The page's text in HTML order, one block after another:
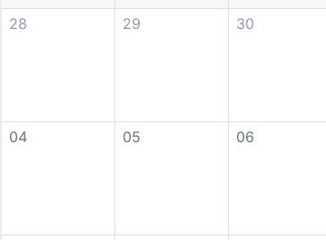
28
29 30
04 05 06